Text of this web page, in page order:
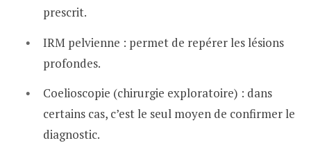
prescrit.
IRM pelvienne : permet de repérer les lésions
profondes.
Coelioscopie (chirurgie exploratoire) : dans
certains cas, c’est le seul moyen de confirmer le
diagnostic.